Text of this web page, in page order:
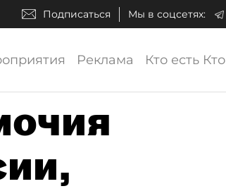
Подписаться Мы в соцсетях:
Реклама Кто есть Кто